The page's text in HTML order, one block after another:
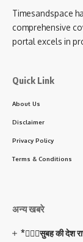
Timesandspace
comprehensive
portal excels in
Quick Link
About Us
Disclaimer
Privacy Policy
Terms & Conditions
अन्य खबरे
*💁🏻‍♂️सुबह की देश